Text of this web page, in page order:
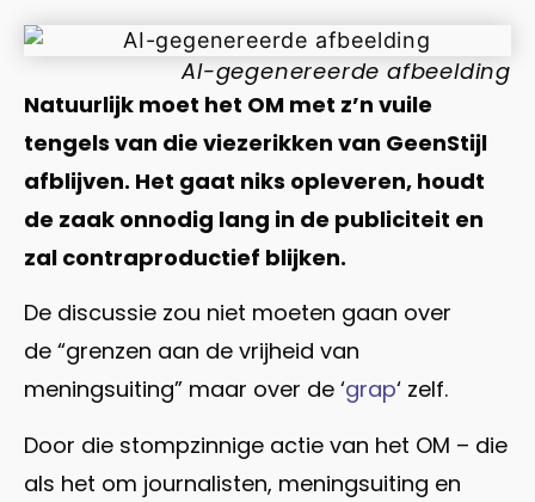
AI-gegenereerde afbeelding
Natuurlijk moet het OM met z’n vuile
tengels van die viezerikken van GeenStijl
afblijven. Het gaat niks opleveren, houdt
de zaak onnodig lang in de publiciteit en
zal contraproductief blijken.
De discussie zou niet moeten gaan over
de “grenzen aan de vrijheid van
meningsuiting” maar over de ‘grap‘ zelf.
Door die stompzinnige actie van het OM – die
als het om journalisten, meningsuiting en